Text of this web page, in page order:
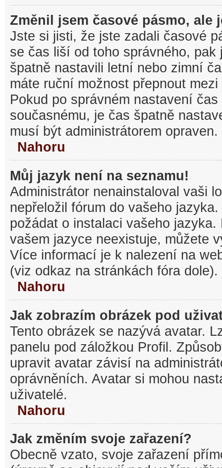
Změnil jsem časové pásmo, ale
Jste si jisti, že jste zadali časové
se čas liší od toho správného, pak
špatně nastavili letní nebo zimní
máte ruční možnost přepnout
Pokud po správném nastavení
současnému, je čas špatně
musí být administrátorem opraven.
Nahoru
Můj jazyk není na seznamu!
Administrátor nenainstaloval vaši
nepřeložil fórum do vašeho
požádat o instalaci vašeho
vašem jazyce neexistuje, můžete
Více informací je k nalezení na
(viz odkaz na stránkách fóra dole).
Nahoru
Jak zobrazím obrázek pod
Tento obrázek se nazývá avatar.
panelu pod záložkou Profil.
upravit avatar závisí na
oprávněních. Avatar si mohou
uživatelé.
Nahoru
Jak změním svoje zařazení?
Obecně vzato, svoje zařazení